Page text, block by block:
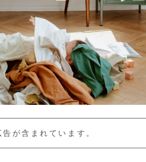
が含まれています。